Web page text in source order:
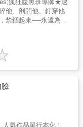
學生們周旋，並解開
瘋狂腹黑班導師★逮
他、剖開他、釘穿他
禁錮起來──永遠為自
】香香CP萬用收藏夾
康柏一年一度的校慶
平靜的蜂巢再次掀起
，勝者能拿到豐碩獎
而敗者，將接受最殘
族群皆摩拳擦掌，人
軍奮鬥或是信任畢尹
過全校，順利逃脫，
臉
氣作品單行本化！